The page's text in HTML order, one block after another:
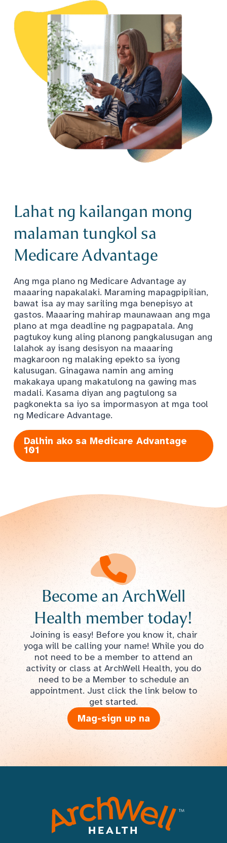
Lahat ng kailangan mong
malaman tungkol sa
Medicare Advantage
Ang mga plano ng Medicare Advantage ay
maaaring napakalaki. Maraming mapagpipilian,
bawat isa ay may sariling mga benepisyo at
gastos. Maaaring mahirap maunawaan ang mga
plano at mga deadline ng pagpapatala. Ang
pagtukoy kung aling planong pangkalusugan ang
lalahok ay isang desisyon na maaaring
magkaroon ng malaking epekto sa iyong
kalusugan. Ginagawa namin ang aming
makakaya upang makatulong na gawing mas
madali. Kasama diyan ang pagtulong sa
pagkonekta sa iyo sa impormasyon at mga tool
ng Medicare Advantage.
Dalhin ako sa Medicare Advantage
101
Become an ArchWell
Health member today!
Joining is easy! Before you know it, chair
yoga will be calling your name! While you do
not need to be a member to attend an
activity or class at ArchWell Health, you do
need to be a Member to schedule an
appointment. Just click the link below to
get started.
Mag-sign up na